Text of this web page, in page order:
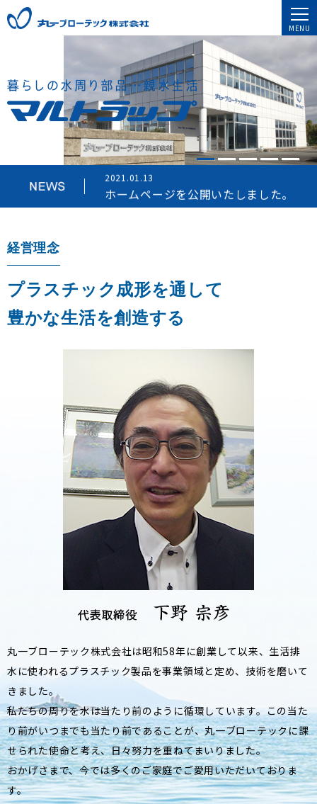
MENU
2021.01.13
ホームページを公開いたしました。
2021.01.13
ホームページを公開いたしました。
経営理念
プラスチック成形を通して
豊かな生活を創造する
丸一ブローテック株式会社は昭和58年に創業して以来、生活排
水に使われるプラスチック製品を事業領域と定め、技術を磨いて
きました。
私たちの周りを水は当たり前のように循環しています。この当た
り前がいつまでも当たり前であることが、丸一ブローテックに課
せられた使命と考え、日々努力を重ねてまいりました。
おかげさまで、今では多くのご家庭でご愛用いただいておりま
す。